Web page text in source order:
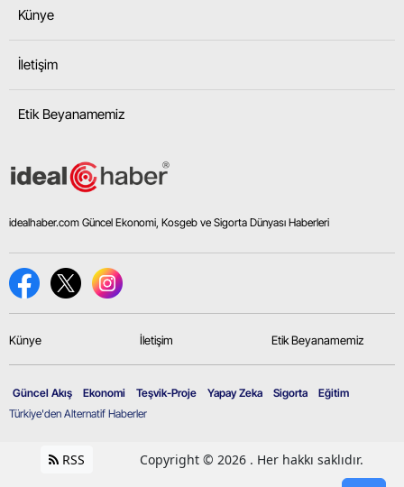
Künye
İletişim
Etik Beyanamemiz
idealhaber.com Güncel Ekonomi, Kosgeb ve Sigorta Dünyası Haberleri
Künye İletişim Etik Beyanamemiz
Türkiye'den Alternatif Haberler
Güncel Akış Ekonomi Teşvik-Proje Yapay Zeka Sigorta Eğitim
RSS Copyright © 2026 . Her hakkı saklıdır.